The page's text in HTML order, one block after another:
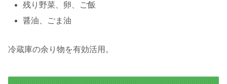
残り野菜、卵、ご飯
醤油、ごま油
冷蔵庫の余り物を有効活用。